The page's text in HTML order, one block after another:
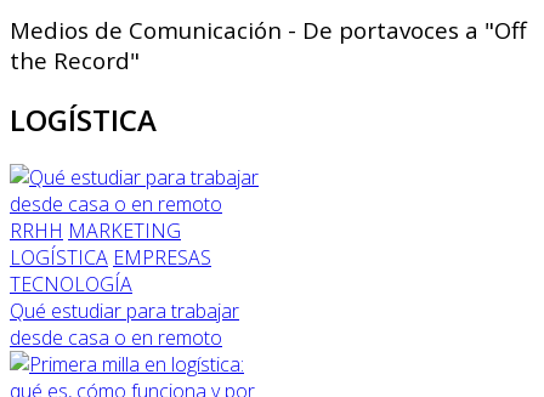
Medios de Comunicación - De portavoces a "Off
the Record"
LOGÍSTICA
RRHH MARKETING
LOGÍSTICA EMPRESAS
TECNOLOGÍA
Qué estudiar para trabajar
desde casa o en remoto